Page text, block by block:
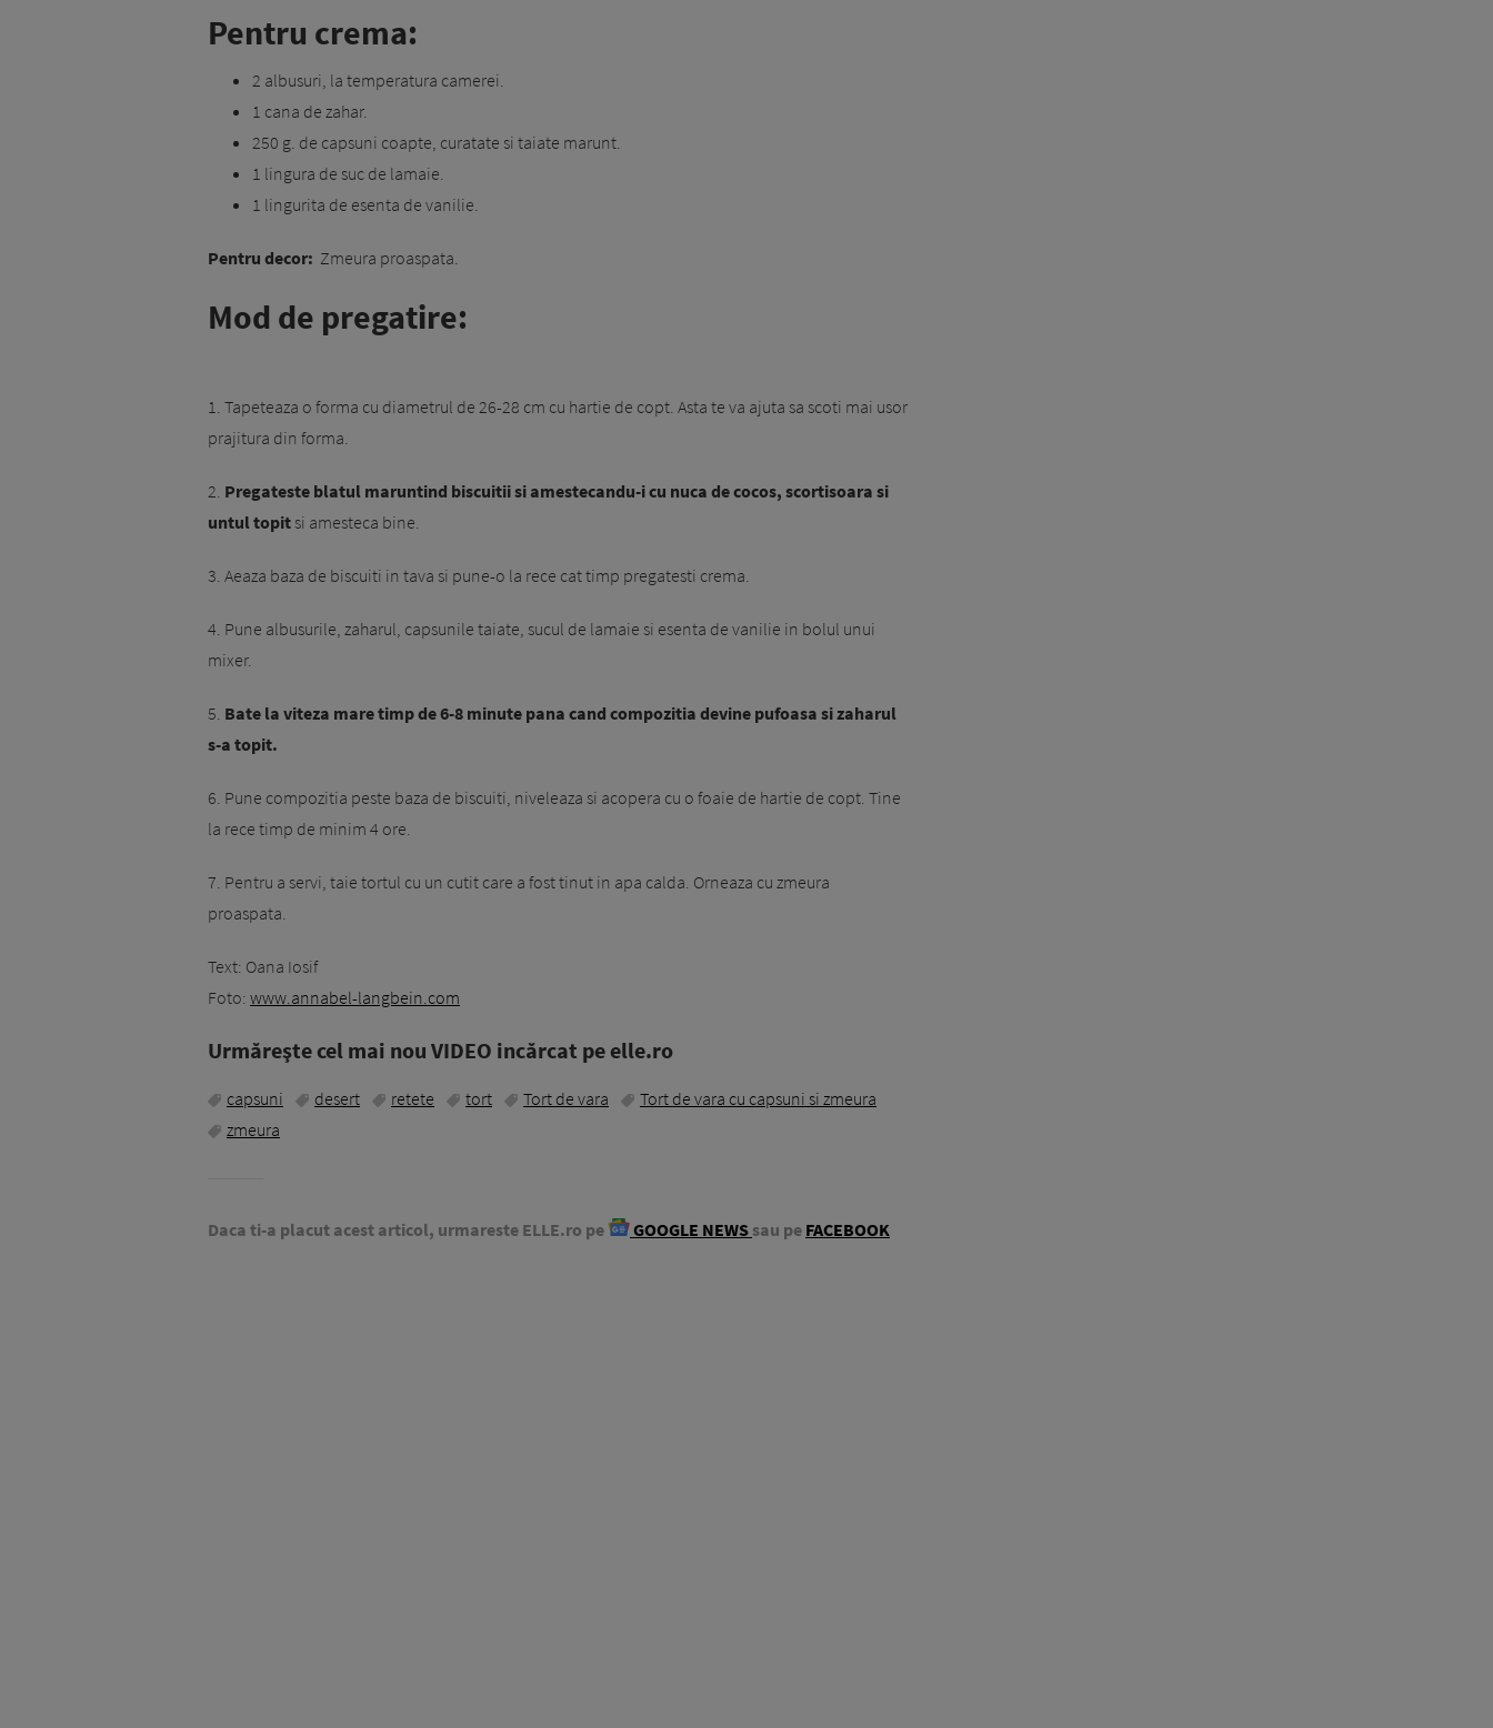
Pentru crema:
2 albusuri, la temperatura camerei.
1 cana de zahar.
250 g. de capsuni coapte, curatate si taiate marunt.
1 lingura de suc de lamaie.
1 lingurita de esenta de vanilie.
Pentru decor: Zmeura proaspata.
Mod de pregatire:
1. Tapeteaza o forma cu diametrul de 26-28 cm cu hartie de copt. Asta te va ajuta sa scoti mai usor
prajitura din forma.
2. Pregateste blatul maruntind biscuitii si amestecandu-i cu nuca de cocos, scortisoara si
untul topitsi amesteca bine.
3. Aeaza baza de biscuiti in tava si pune-o la rece cat timp pregatesti crema.
4. Pune albusurile, zaharul, capsunile taiate, sucul de lamaie si esenta de vanilie in bolul unui
mixer.
5. Bate la viteza mare timp de 6-8 minute pana cand compozitia devine pufoasa si zaharul
s-a topit.
6. Pune compozitia peste baza de biscuiti, niveleaza si acopera cu o foaie de hartie de copt. Tine
la rece timp de minim 4 ore.
7. Pentru a servi, taie tortul cu un cutit care a fost tinut in apa calda. Orneaza cu zmeura
proaspata.
Text: Oana Iosif
Foto: www.annabel-langbein.com
Urmăreşte cel mai nou VIDEO incărcat pe elle.ro
capsuni desert retete tort Tort de vara
Tort de vara cu capsuni si zmeura
zmeura
Daca ti-a placut acest articol, urmareste ELLE.ro pe GOOGLE NEWS sau pe FACEBOOK